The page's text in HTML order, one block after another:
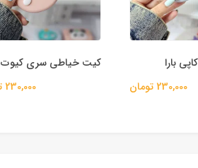
بارا
230,000 تومان
کیت خیاطی سری کیوت
230,000 تومان